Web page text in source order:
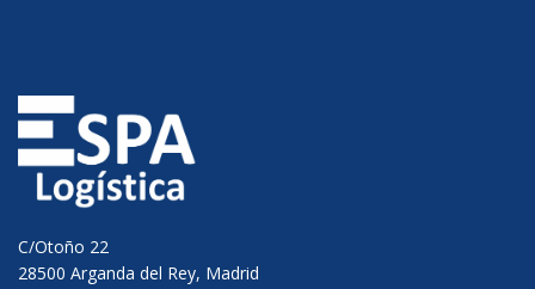
C/Otoño 22
28500 Arganda del Rey, Madrid